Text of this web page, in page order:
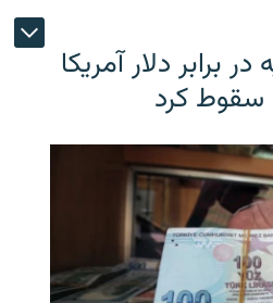
برابر دلار آمریکا